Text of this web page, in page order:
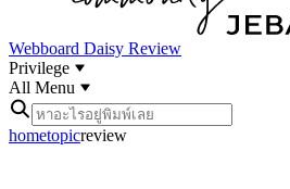
Webboard Daisy Review
Privilege
All Menu
hometopicreview